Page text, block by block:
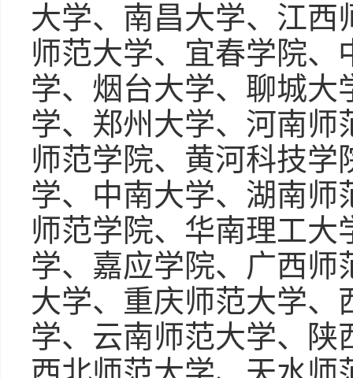
大学、南昌大学、江西
师范大学、宜春学院、
学、烟台大学、聊城大
学、郑州大学、河南师
师范学院、黄河科技学
学、中南大学、湖南师
师范学院、华南理工大
学、嘉应学院、广西师
大学、重庆师范大学、
学、云南师范大学、陕